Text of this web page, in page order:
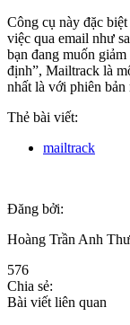
Công cụ này đặc
việc qua email như
bạn đang muốn
định”, Mailtrack là
nhất là với phiên bản
Thẻ bài viết:
mailtrack
Đăng bởi:
Hoàng Trần Anh Thư
576
Chia sẻ:
Bài viết liên quan